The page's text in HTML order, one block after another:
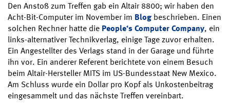
Den Anstoß zum Treffen gab ein Altair 8800; wir haben den
Acht-Bit-Computer im November im Blogbeschrieben. Einen
solchen Rechner hatte die People‘s Computer Company, ein
links-alternativer Technikverlag, einige Tage zuvor erhalten.
Ein Angestellter des Verlags stand in der Garage und führte
ihn vor. Ein anderer Referent berichtete von einem Besuch
beim Altair-Hersteller MITS im US-Bundesstaat New Mexico.
Am Schluss wurde ein Dollar pro Kopf als Unkostenbeitrag
eingesammelt und das nächste Treffen vereinbart.